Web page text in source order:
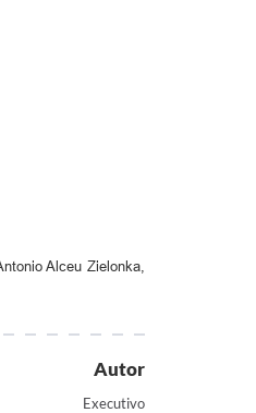
Alceu Zielonka,
Autor
Executivo